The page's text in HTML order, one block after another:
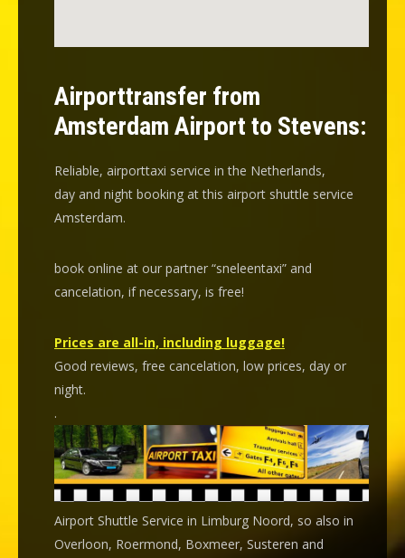
Airporttransfer from
Amsterdam Airport to Stevens:
Reliable, airporttaxi service in the Netherlands,
day and night booking at this airport shuttle service
Amsterdam.
book online at our partner “sneleentaxi” and
cancelation, if necessary, is free!
Prices are all-in, including luggage!
Good reviews, free cancelation, low prices, day or
night.
.
Airport Shuttle Service in Limburg Noord, so also in
Overloon, Roermond, Boxmeer, Susteren and